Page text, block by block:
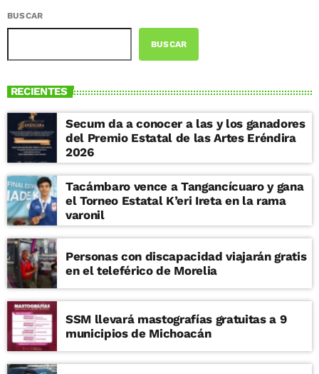
BUSCAR
BUSCAR
RECIENTES
Secum da a conocer a las y los ganadores
del Premio Estatal de las Artes Eréndira
2026
Tacámbaro vence a Tangancícuaro y gana
el Torneo Estatal K’eri Ireta en la rama
varonil
Personas con discapacidad viajarán gratis
en el teleférico de Morelia
SSM llevará mastografías gratuitas a 9
municipios de Michoacán